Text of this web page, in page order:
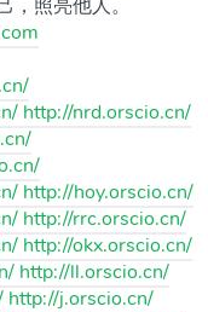
照亮他人。
http://nrd.orscio.cn/
http://hoy.orscio.cn/
http://rrc.orscio.cn/
http://okx.orscio.cn/
http://ll.orscio.cn/
http://j.orscio.cn/